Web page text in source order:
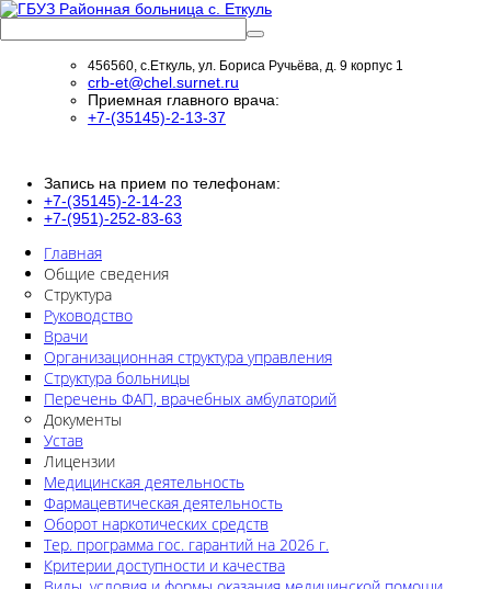
456560, с.Еткуль, ул. Бориса Ручьёва, д. 9 корпус 1
crb-et@chel.surnet.ru
Приемная главного врача:
+7-(35145)-2-13-37
Запись на прием по телефонам:
+7-(35145)-2-14-23
+7-(951)-252-83-63
Главная
Общие сведения
Структура
Руководство
Врачи
Организационная структура управления
Структура больницы
Перечень ФАП, врачебных амбулаторий
Документы
Устав
Лицензии
Медицинская деятельность
Фармацевтическая деятельность
Оборот наркотических средств
Тер. программа гос. гарантий на 2026 г.
Критерии доступности и качества